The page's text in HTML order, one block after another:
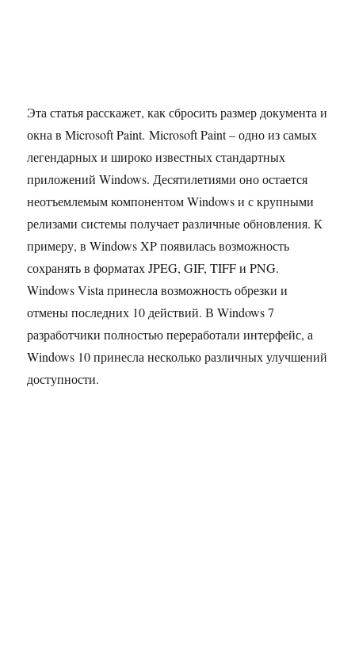
Эта статья расскажет, как сбросить размер документа и
окна в Microsoft Paint. Microsoft Paint – одно из самых
легендарных и широко известных стандартных
приложений Windows. Десятилетиями оно остается
неотъемлемым компонентом Windows и с крупными
релизами системы получает различные обновления. К
примеру, в Windows XP появилась возможность
сохранять в форматах JPEG, GIF, TIFF и PNG.
Windows Vista принесла возможность обрезки и
отмены последних 10 действий. В Windows 7
разработчики полностью переработали интерфейс, а
Windows 10 принесла несколько различных улучшений
доступности.